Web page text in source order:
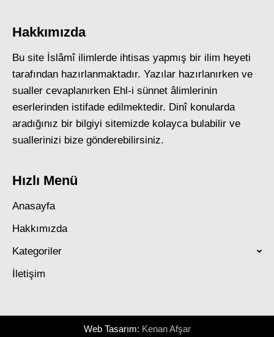
Hakkımızda
Bu site İslâmî ilimlerde ihtisas yapmış bir ilim heyeti
tarafından hazırlanmaktadır. Yazılar hazırlanırken ve
sualler cevaplanırken Ehl-i sünnet âlimlerinin
eserlerinden istifade edilmektedir. Dinî konularda
aradığınız bir bilgiyi sitemizde kolayca bulabilir ve
suallerinizi bize gönderebilirsiniz.
Hızlı Menü
Anasayfa
Hakkımızda
Kategoriler
İletişim
Web Tasarım: Kenan Afşar